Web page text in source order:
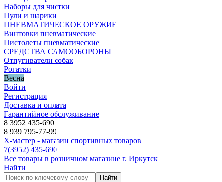
Наборы для чистки
Пули и шарики
ПНЕВМАТИЧЕСКОЕ ОРУЖИЕ
Винтовки пневматические
Пистолеты пневматические
СРЕДСТВА САМООБОРОНЫ
Отпугиватели собак
Рогатки
Весна
Войти
Регистрация
Доставка и оплата
Гарантийное обслуживание
8 3952 435-690
8 939 795-77-99
Х-мастер - магазин спортивных товаров
7(3952) 435-690
Все товары в розничном магазине г. Иркутск
Найти
Найти